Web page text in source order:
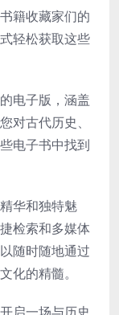
籍收藏家们的
轻松获取这些
电子版，涵盖
对古代历史、
电子书中找到
华和独特魅
检索和多媒体
随时随地通过
化的精髓。
启一场与历史